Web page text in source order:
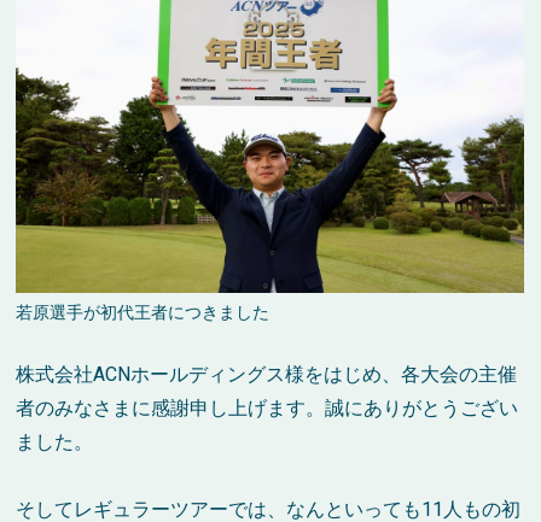
若原選手が初代王者につきました
株式会社ACNホールディングス様をはじめ、各大会の主催
者のみなさまに感謝申し上げます。誠にありがとうござい
ました。
そしてレギュラーツアーでは、なんといっても11人もの初